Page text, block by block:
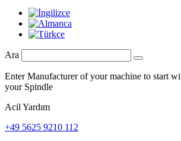
Ara
Enter Manufacturer of your machine to start
your Spindle
Acil Yardım
+49 5625 9210 112